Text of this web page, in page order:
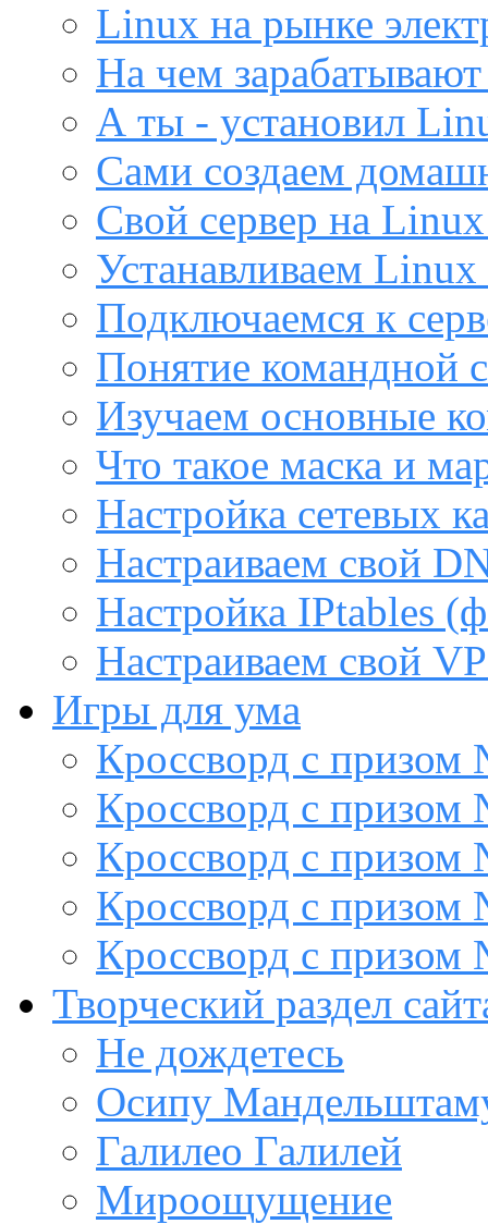
Linux на рынке
На чем
А ты - установил
Сами создаем
Свой сервер на
Устанавливаем
Подключаемся к
Понятие командной
Изучаем основные
Что такое маска и
Настройка сетевых
Настраиваем свой
Настройка IPtables
Настраиваем свой
Игры для ума
Кроссворд с
Кроссворд с
Кроссворд с
Кроссворд с
Кроссворд с
Творческий раздел
Не дождетесь
Осипу
Галилео Галилей
Мироощущение